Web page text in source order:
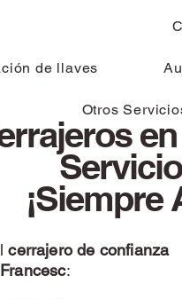
de llaves
Otros
¡Siempre
cerrajero de confianza
: